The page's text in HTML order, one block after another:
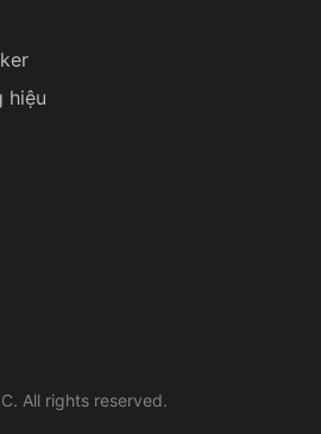
hiệu
All rights reserved.